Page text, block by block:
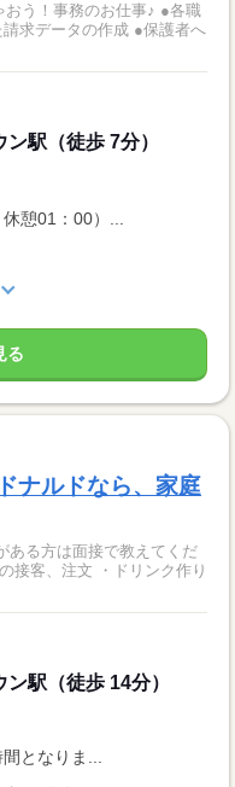
う！事務のお仕事♪ ●各職
求データの作成 ●保護者へ
駅（徒歩 7分）
憩01：00）...
る
ナルドなら、家庭
ある方は面接で教えてくだ
駅（徒歩 14分）
となりま...